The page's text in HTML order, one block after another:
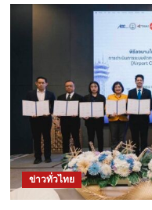
ข่าวทั่วไทย